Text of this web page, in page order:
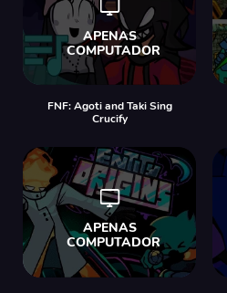
FNF: Agoti and Taki Sing
Crucify